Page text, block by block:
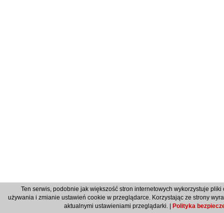
Ten serwis, podobnie jak większość stron internetowych wykorzystuje
używania i zmianie ustawień cookie w przeglądarce. Korzystając ze strony
aktualnymi ustawieniami przeglądarki. |
Polityka